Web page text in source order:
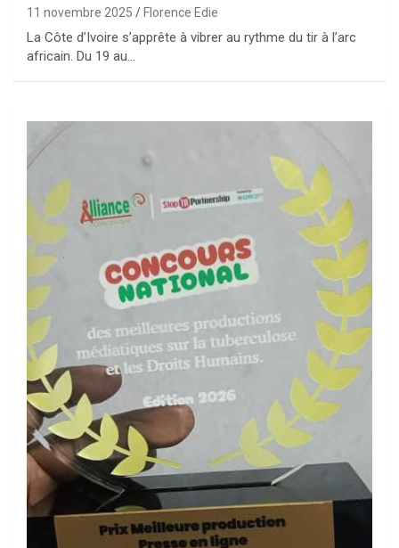
11 novembre 2025 Florence Edie
La Côte d’Ivoire s’apprête à vibrer au rythme du tir à l’arc
africain. Du 19 au…